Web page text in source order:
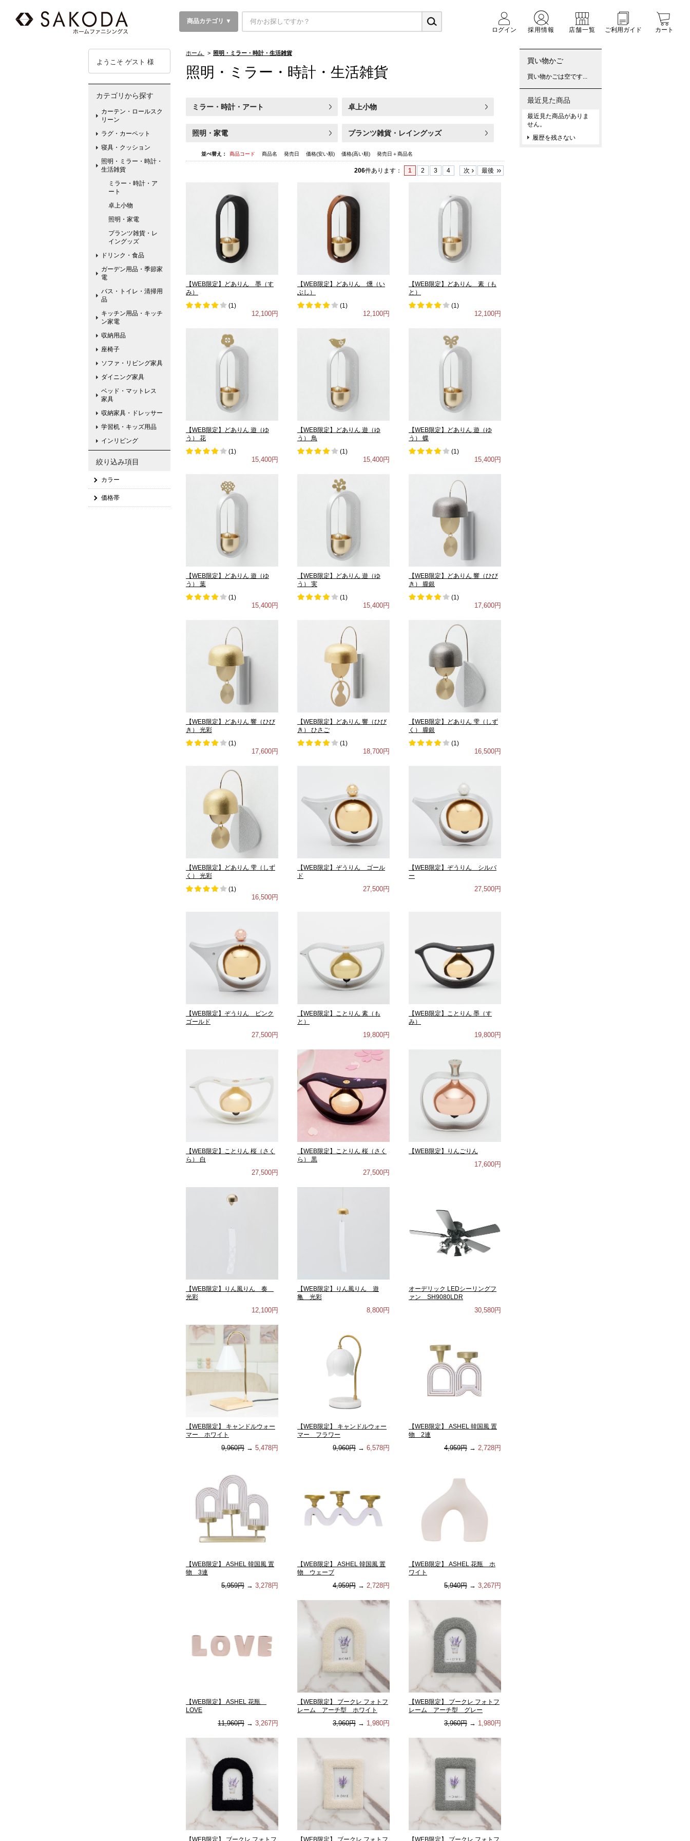
商品カテゴリ ▼
ログイン
採用情報 店舗一覧 ご利用ガイド カート
ホーム > 照明・ミラー・時計・生活雑貨
照明・ミラー・時計・生活雑貨
ミラー・時計・アート 卓上小物
照明・家電 プランツ雑貨・レイングッズ
並べ替え： 商品コード 商品名 発売日 価格(安い順) 価格(高い順) 発売日＋商品名
206件あります ： 1 2 3 4 次 最後
【WEB限定】どありん 墨（す
み）
(1)
12,100円
【WEB限定】どありん 燻（い
ぶし）
(1)
12,100円
【WEB限定】どありん 素（も
と）
(1)
12,100円
【WEB限定】どありん 遊（ゆ
う） 花
(1)
15,400円
【WEB限定】どありん 遊（ゆ
う） 鳥
(1)
15,400円
【WEB限定】どありん 遊（ゆ
う） 蝶
(1)
15,400円
【WEB限定】どありん 遊（ゆ
う） 葉
(1)
15,400円
【WEB限定】どありん 遊（ゆ
う） 実
(1)
15,400円
【WEB限定】どありん 響（ひび
き） 朧銀
(1)
17,600円
【WEB限定】どありん 響（ひび
き） 光彩
(1)
17,600円
【WEB限定】どありん 響（ひび
き） ひさご
(1)
18,700円
【WEB限定】どありん 雫（しず
く） 朧銀
(1)
16,500円
【WEB限定】どありん 雫（しず
く） 光彩
(1)
16,500円
【WEB限定】ぞうりん ゴール
ド
27,500円
【WEB限定】ぞうりん シルバ
ー
27,500円
【WEB限定】ぞうりん ピンク
ゴールド
27,500円
【WEB限定】ことりん 素（も
と）
19,800円
【WEB限定】ことりん 墨（す
み）
19,800円
【WEB限定】ことりん 桜（さく
ら） 白
27,500円
【WEB限定】ことりん 桜（さく
ら） 黒
27,500円
【WEB限定】りんごりん
17,600円
【WEB限定】りん風りん 奏
光彩
12,100円
【WEB限定】りん風りん 遊
亀 光彩
8,800円
オーデリック LEDシーリングフ
ァン SH9080LDR
30,580円
【WEB限定】 キャンドルウォー
マー ホワイト
9,960円 → 5,478円
【WEB限定】 キャンドルウォー
マー フラワー
9,960円 → 6,578円
【WEB限定】 ASHEL 韓国風 置
物 2連
4,959円 → 2,728円
【WEB限定】 ASHEL 韓国風 置
物 3連
5,959円 → 3,278円
【WEB限定】 ASHEL 韓国風 置
物 ウェーブ
4,959円 → 2,728円
【WEB限定】 ASHEL 花瓶 ホ
ワイト
5,940円 → 3,267円
【WEB限定】 ASHEL 花瓶
LOVE
11,960円 → 3,267円
【WEB限定】 ブークレ フォトフ
レーム アーチ型 ホワイト
3,960円 → 1,980円
【WEB限定】 ブークレ フォトフ
レーム アーチ型 グレー
3,960円 → 1,980円
【WEB限定】 ブークレ フォトフ 【WEB限定】 ブークレ フォトフ 【WEB限定】 ブークレ フォトフ
ようこそ ゲスト 様
カテゴリから探す
カーテン・ロールスク
リーン
ラグ・カーペット
寝具・クッション
照明・ミラー・時計・
生活雑貨
ミラー・時計・ア
ート
卓上小物
照明・家電
プランツ雑貨・レ
イングッズ
ドリンク・食品
ガーデン用品・季節家
電
バス・トイレ・清掃用
品
キッチン用品・キッチ
ン家電
収納用品
座椅子
ソファ・リビング家具
ダイニング家具
ベッド・マットレス
家具
収納家具・ドレッサー
学習机・キッズ用品
インリビング
絞り込み項目
カラー
価格帯
買い物かご
買い物かごは空です...
最近見た商品
最近見た商品がありま
せん。
履歴を残さない